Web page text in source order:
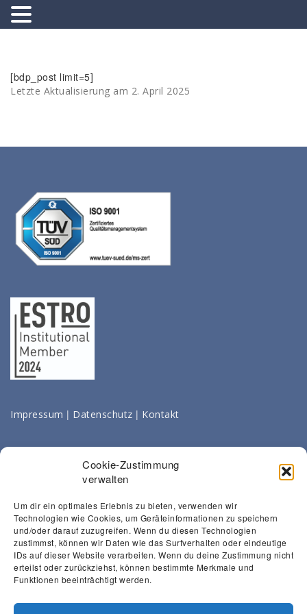
Cookie-Zustimmung
verwalten
Um dir ein optimales Erlebnis zu bieten, verwenden wir
Technologien wie Cookies, um Geräteinformationen zu speichern
und/oder darauf zuzugreifen. Wenn du diesen Technologien
zustimmst, können wir Daten wie das Surfverhalten oder eindeutige
IDs auf dieser Website verarbeiten. Wenn du deine Zustimmung nicht
erteilst oder zurückziehst, können bestimmte Merkmale und
Funktionen beeinträchtigt werden.
[bdp_post limit=5]
Letzte Aktualisierung am 2. April 2025
Impressum | Datenschutz | Kontakt